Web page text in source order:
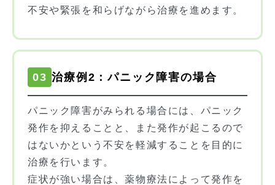
不安や緊張を和らげながら治療を進めます。
03 治療例2：パニック障害の場合
パニック障害がみられる場合には、パニック
発作を抑えることと、また発作が起こるので
はないかという不安を軽減することを目的に
治療を行います。
症状が強い場合は、薬物療法によって発作を